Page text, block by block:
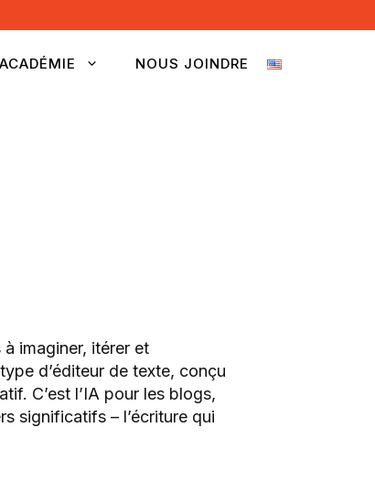
ACADÉMIE NOUS JOINDRE
imaginer, itérer et
d’éditeur de texte, conçu
C’est l’IA pour les blogs,
significatifs – l’écriture qui